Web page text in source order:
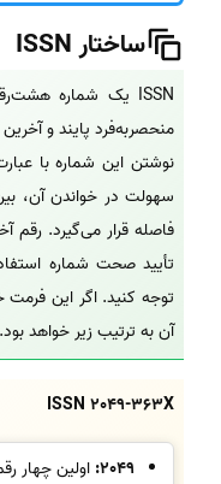
ساختار ISSN
ISSN یک شماره
منحصربه‌فرد پایند و
نوشتن این شماره با
سهولت در خواندن آن،
تأیید صحت شماره
توجه کنید. اگر این فرمت
آن به ترتیب زیر خواهد بود.
ISSN 2049-363X
2049: اولین چهار